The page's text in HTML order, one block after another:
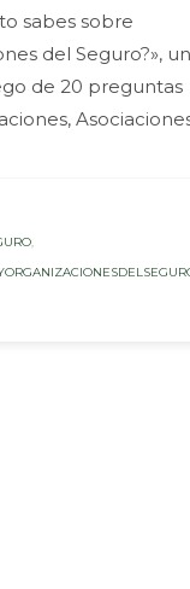
sabes sobre
del Seguro?», un
de 20 preguntas
,